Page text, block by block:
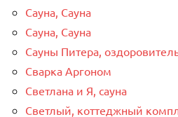
Сауна, Сауна
Сауна, Сауна
Сауны Питера,
Сварка Аргоном
Светлана и Я, сауна
Светлый, коттеджный